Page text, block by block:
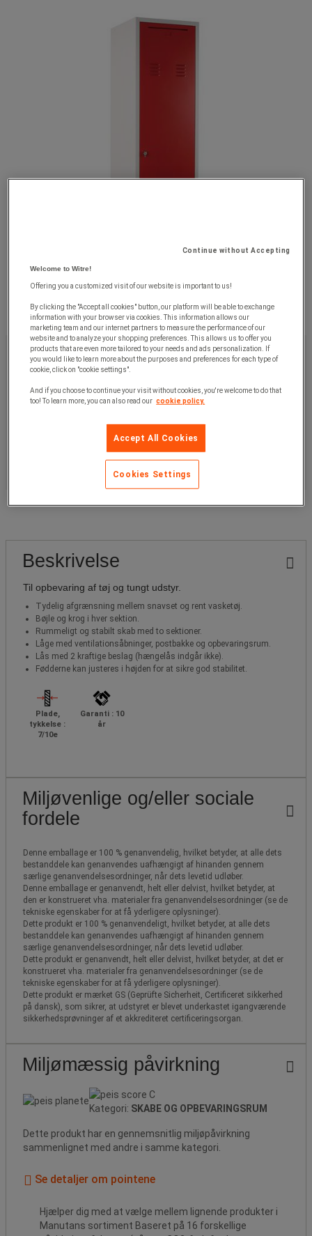
2.880,00 kru. moms
3.600,00 krinkl. moms
92031708
Køb nu
Større projekter? Bed om et tilbud.
Beskrivelse
Til opbevaring af tøj og tungt udstyr.
Tydelig afgrænsning mellem snavset og rent vasketøj.
Bøjle og krog i hver sektion.
Rummeligt og stabilt skab med to sektioner.
Låge med ventilationsåbninger, postbakke og opbevaringsrum.
Lås med 2 kraftige beslag (hængelås indgår ikke).
Fødderne kan justeres i højden for at sikre god stabilitet.
Plade,
tykkelse :
7/10e
Garanti : 10
år
Miljøvenlige og/eller sociale
fordele
Denne emballage er 100 % genanvendelig, hvilket betyder, at alle dets
bestanddele kan genanvendes uafhængigt af hinanden gennem
særlige genanvendelsesordninger, når dets levetid udløber.
Denne emballage er genanvendt, helt eller delvist, hvilket betyder, at
den er konstrueret vha. materialer fra genanvendelsesordninger (se de
tekniske egenskaber for at få yderligere oplysninger).
Dette produkt er 100 % genanvendeligt, hvilket betyder, at alle dets
bestanddele kan genanvendes uafhængigt af hinanden gennem
særlige genanvendelsesordninger, når dets levetid udløber.
Dette produkt er genanvendt, helt eller delvist, hvilket betyder, at det er
konstrueret vha. materialer fra genanvendelsesordninger (se de
tekniske egenskaber for at få yderligere oplysninger).
Dette produkt er mærket GS (Geprüfte Sicherheit, Certificeret sikkerhed
på dansk), som sikrer, at udstyret er blevet underkastet igangværende
sikkerhedsprøvninger af et akkrediteret certificeringsorgan.
Miljømæssig påvirkning
Kategori: SKABE OG OPBEVARINGSRUM
Dette produkt har en gennemsnitlig miljøpåvirkning
sammenlignet med andre i samme kategori.
Se detaljer om pointene
Hjælper dig med at vælge mellem lignende produkter i
Manutans sortiment Baseret på 16 forskellige
Continue without Accepting
Welcome to Witre!
Offering you a customized visit of our website is important to us!
By clicking the "Accept all cookies" button, our platform will be able to exchange
information with your browser via cookies. This information allows our
marketing team and our internet partners to measure the performance of our
website and to analyze your shopping preferences. This allows us to offer you
products that are even more tailored to your needs and ads personalization. If
you would like to learn more about the purposes and preferences for each type of
cookie, click on "cookie settings".
And if you choose to continue your visit without cookies, you're welcome to do that
too! To learn more, you can also read our cookie policy.
Accept All Cookies
Cookies Settings